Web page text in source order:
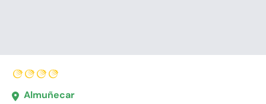
Almuñecar